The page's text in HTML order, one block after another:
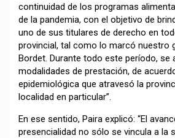
continuidad de los programas
de la pandemia, con el objetivo de
uno de sus titulares de derecho en
provincial, tal como lo marcó nuestro
Bordet. Durante todo este período, se
modalidades de prestación, de
epidemiológica que atravesó la
localidad en particular”.
En ese sentido, Paira explicó: “El
presencialidad no sólo se vincula a la